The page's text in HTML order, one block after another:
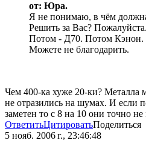
от: Юра.
Я не понимаю, в чём
Решить за Вас?
Потом - Д70. Потом Кэнон.
Можете не благодарить.
Чем 400-ка хуже 20-ки? Металла
не отразились на шумах. И если
заметен то с 8 на 10 они точно
ОтветитьЦитироватьПоделиться
5 нояб. 2006 г., 23:46:48